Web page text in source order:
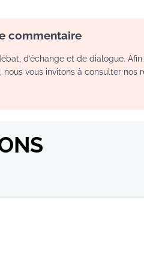
commentaire
d’échange et de dialogue.
vous invitons à consulter nos